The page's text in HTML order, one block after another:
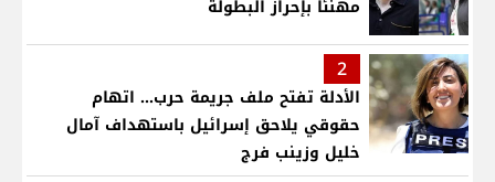
مهنئا بإحراز البطولة
2
الأدلة تفتح ملف جريمة حرب... اتهام
حقوقي يلاحق إسرائيل باستهداف آمال
خليل وزينب فرج